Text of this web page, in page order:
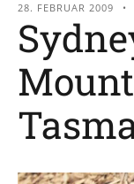
28. FEBRUAR 2009 •